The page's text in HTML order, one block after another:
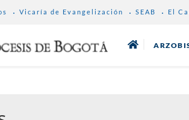
Vicaría de Evangelización SEAB El